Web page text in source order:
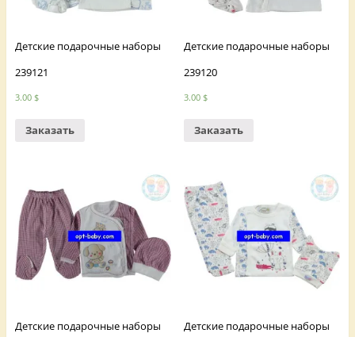
Детские подарочные наборы
239121
3.00 $
Заказать
Детские подарочные наборы
239120
3.00$
Заказать
Детские подарочные наборы
Детские подарочные наборы